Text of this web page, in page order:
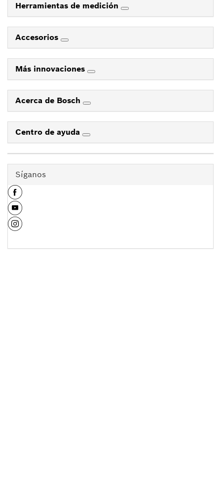
Herramientas de medición
Accesorios
Más innovaciones
Acerca de Bosch
Centro de ayuda
Síganos